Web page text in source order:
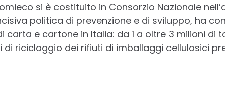
si è costituito in Consorzio Nazionale
politica di prevenzione e di sviluppo, ha
e cartone in Italia: da 1 a oltre 3 milioni di
riciclaggio dei rifiuti di imballaggi cellulosici